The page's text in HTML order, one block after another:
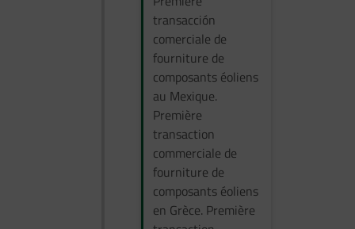
transacción
comerciale de
fourniture de
composants éoliens
au Mexique.
Première
transaction
commerciale de
fourniture de
composants éoliens
en Grèce. Première